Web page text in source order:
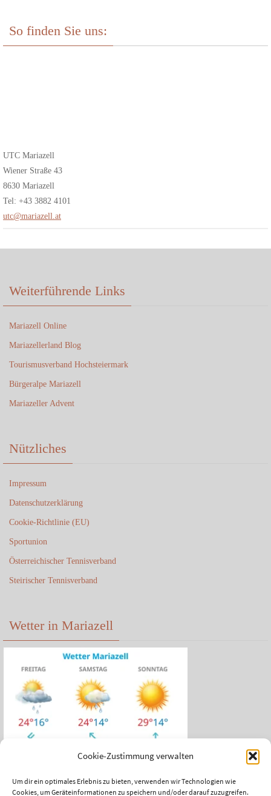
Cookie-Zustimmung verwalten
Um dir ein optimales Erlebnis zu bieten, verwenden wir Technologien wie
Cookies, um Geräteinformationen zu speichern und/oder darauf zuzugreifen.
So finden Sie uns:
UTC Mariazell
Wiener Straße 43
8630 Mariazell
Tel: +43 3882 4101
utc@mariazell.at
Weiterführende Links
Mariazell Online
Mariazellerland Blog
Tourismusverband Hochsteiermark
Bürgeralpe Mariazell
Mariazeller Advent
Nützliches
Impressum
Datenschutzerklärung
Cookie-Richtlinie (EU)
Sportunion
Österreichischer Tennisverband
Steirischer Tennisverband
Wetter in Mariazell